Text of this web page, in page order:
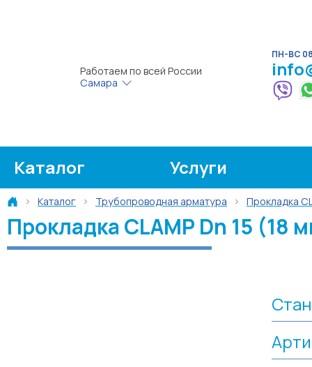
Работаем по всей России
Самара
ПН-ВС
Каталог Услуги
Каталог Трубопроводная арматура Прокладка
Прокладка CLAMP Dn 15 (18